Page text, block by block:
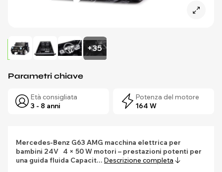
+35
Parametri chiave
Età consigliata
3 - 8 anni
Potenza del motore
164 W
Mercedes-Benz G63 AMG macchina elettrica per
bambini 24V
4 × 50 W motori – prestazioni potenti per
una guida fluida Capacit… Descrizione completa